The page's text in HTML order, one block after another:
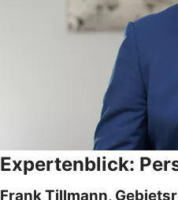
Expertenblick:
Frank Tillmann,